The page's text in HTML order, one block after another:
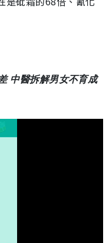
中醫拆解男女不育成